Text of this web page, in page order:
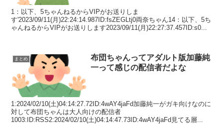
1：以下、5ちゃんねるからVIPがお送りしま
す'2023/09/11(月)22:24:14.987ID:fsZEGLtj0両奈ちゃん14：以下、5ち
ゃんねるからVIPがお送りします2023/09/11(月)22:27:37.457ID:s0...
まとめ
布団ちゃんってアダルト版加藤純
一って感じの配信者だよな
1:2024/02/10(土)04:14:27.72ID:4wAY4jaFd加藤純一がガキ向けなのに
対して布団ちゃんは大人向けの配信者
1003:ID:RSS2:2024/02/10(土)04:14:47.73ID:4wAY4jaFd見てる層...